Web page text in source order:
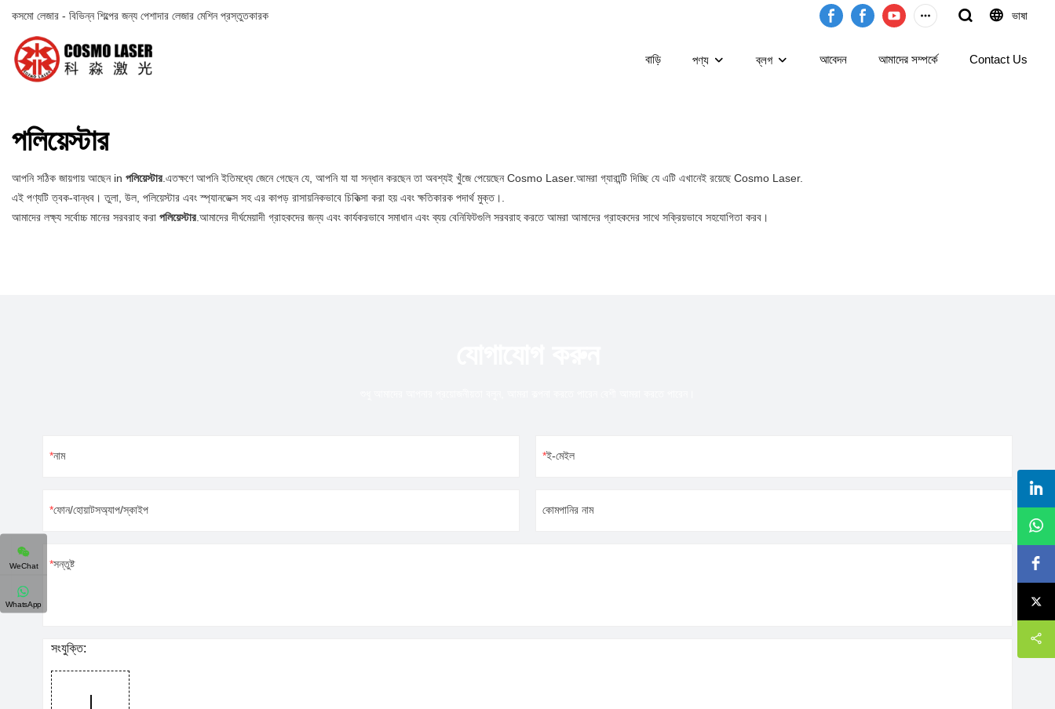
কসমো লেজার - বিভিন্ন শিল্পের জন্য পেশাদার লেজার মেশিন প্রস্তুতকারক ভাষা
বাড়ি পণ্য ব্লগ আবেদন আমাদের সম্পর্কে Contact Us
পলিয়েস্টার
আপনি সঠিক জায়গায় আছেন in পলিয়েস্টার.এতক্ষণে আপনি ইতিমধ্যে জেনে গেছেন যে, আপনি যা যা সন্ধান করছেন তা অবশ্যই খুঁজে পেয়েছেন Cosmo Laser.আমরা গ্যারান্টি দিচ্ছি যে এটি এখানেই রয়েছে Cosmo Laser.
এই পণ্যটি ত্বক-বান্ধব। তুলা, উল, পলিয়েস্টার এবং স্প্যানডেক্স সহ এর কাপড় রাসায়নিকভাবে চিকিত্সা করা হয় এবং ক্ষতিকারক পদার্থ মুক্ত।.
আমাদের লক্ষ্য সর্বোচ্চ মানের সরবরাহ করা পলিয়েস্টার.আমাদের দীর্ঘমেয়াদী গ্রাহকদের জন্য এবং কার্যকরভাবে সমাধান এবং ব্যয় বেনিফিটগুলি সরবরাহ করতে আমরা আমাদের গ্রাহকদের সাথে সক্রিয়ভাবে সহযোগিতা করব।
নাম ই-মেইল
ফোন/হোয়াটসঅ্যাপ/স্কাইপ কোমপানির নাম
সন্তুষ্ট
সংযুক্তি:
WeChat
WhatsApp